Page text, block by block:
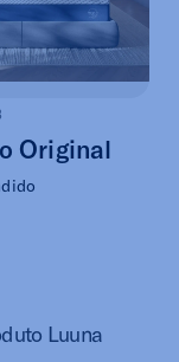
Original
Luuna